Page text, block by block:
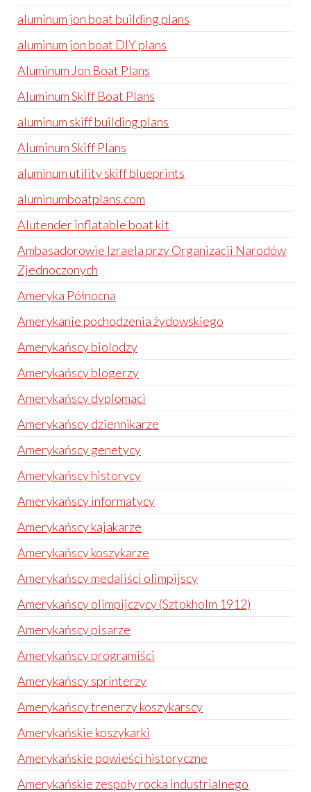
aluminum jon boat building plans
aluminum jon boat DIY plans
Aluminum Jon Boat Plans
Aluminum Skiff Boat Plans
aluminum skiff building plans
Aluminum Skiff Plans
aluminum utility skiff blueprints
aluminumboatplans.com
Alutender inflatable boat kit
Ambasadorowie Izraela przy Organizacji Narodów
Zjednoczonych
Ameryka Północna
Amerykanie pochodzenia żydowskiego
Amerykańscy biolodzy
Amerykańscy blogerzy
Amerykańscy dyplomaci
Amerykańscy dziennikarze
Amerykańscy genetycy
Amerykańscy historycy
Amerykańscy informatycy
Amerykańscy kajakarze
Amerykańscy koszykarze
Amerykańscy medaliści olimpijscy
Amerykańscy olimpijczycy (Sztokholm 1912)
Amerykańscy pisarze
Amerykańscy programiści
Amerykańscy sprinterzy
Amerykańscy trenerzy koszykarscy
Amerykańskie koszykarki
Amerykańskie powieści historyczne
Amerykańskie zespoły rocka industrialnego